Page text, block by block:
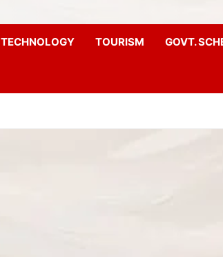
TECHNOLOGY TOURISM GOVT.